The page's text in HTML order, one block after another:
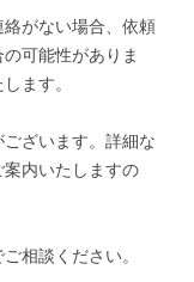
がない場合、依頼
可能性がありま
ます。
ざいます。詳細な
内いたしますの
相談ください。